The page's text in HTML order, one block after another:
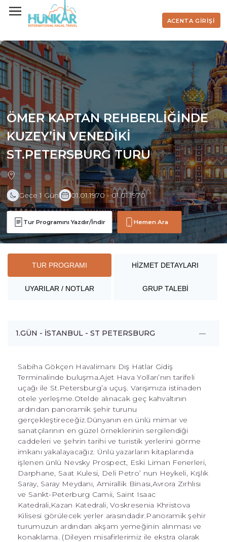
ACENTA GİRİŞİ
ÖMER KAPTAN REHBERLİĞİNDE
KUZEY’İN VENEDİKİ
ST.PETERSBURG TURU
Gece 1 Gün 01.01.1970 - 01.01.1970
Tur Programını Yazdır/İndir Hemen Ara
TUR PROGRAMI HİZMET DETAYLARI
UYARILAR / NOTLAR GRUP TALEBİ
1.GÜN - İSTANBUL - ST PETERSBURG
Sabiha Gökçen Havalimanı Dış Hatlar Gidiş
Terminalinde buluşma.Ajet Hava Yolları’nın tarifeli
uçağı ile St.Petersburg’a uçuş. Varışımıza istinaden
otele yerleşme.Otelde alınacak geç kahvaltının
ardından panoramik şehir turunu
gerçekleştireceğiz.Dünyanın en ünlü mimar ve
sanatçılarının en güzel örneklerinin sergilendiği
caddeleri ve şehrin tarihi ve turistik yerlerini görme
imkanı yakalayacağız. Ünlü yazarların kitaplarında
işlenen ünlü Nevsky Prospect, Eski Liman Fenerleri,
Darphane, Saat Kulesi, Deli Petro’ nun Heykeli, Kışlık
Saray, Saray Meydanı, Amirallik Binası,Avrora Zırhlısı
ve Sankt-Peterburg Camii, Saint Isaac
Katedrali,Kazan Katedrali, Voskresenia Khristova
Kilisesi görülecek yerler arasındadır.Panoramik şehir
turumuzun ardından akşam yemeğinin alınması ve
konaklama. (Dileyen misafirlerimiz ile ekstra olarak